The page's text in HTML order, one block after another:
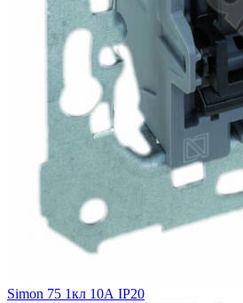
Simon 75 1кл 10А IP20